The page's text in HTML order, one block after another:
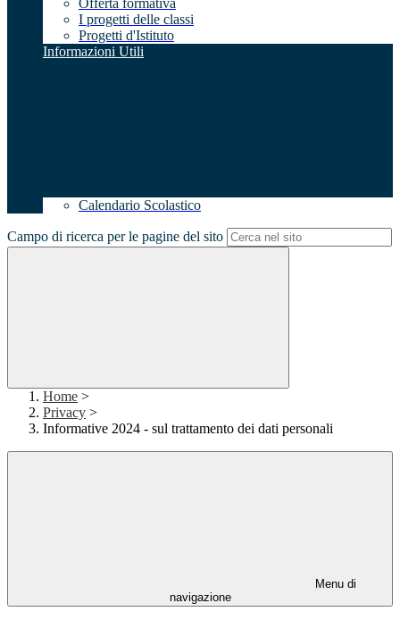
Offerta formativa
I progetti delle classi
Progetti d'Istituto
Informazioni Utili
Calendario Scolastico
Campo di ricerca per le pagine del sito
Home >
Privacy >
Informative 2024 - sul trattamento dei dati personali
Menu di
navigazione